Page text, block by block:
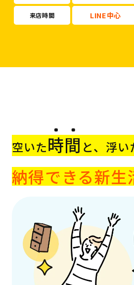
来店時間 LINE中心
空いた時間 と、 浮い
納得できる新生